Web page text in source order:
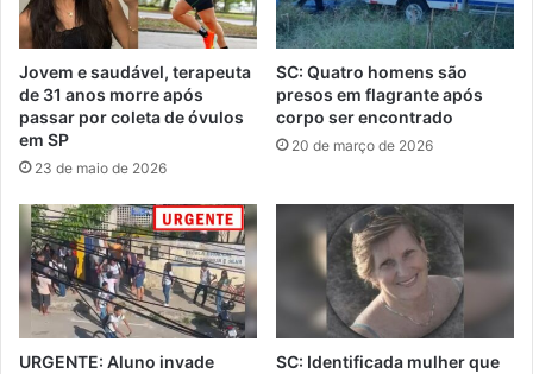
Jovem e saudável, terapeuta
de 31 anos morre após
passar por coleta de óvulos
em SP
23 de maio de 2026
SC: Quatro homens são
presos em flagrante após
corpo ser encontrado
20 de março de 2026
URGENTE: Aluno invade
SC: Identificada mulher que